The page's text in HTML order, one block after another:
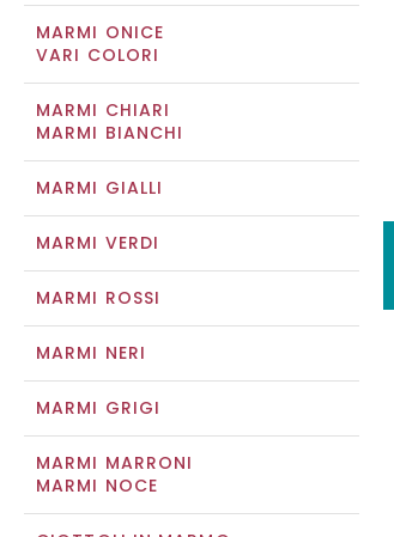
MARMI ONICE
VARI COLORI
MARMI CHIARI
MARMI BIANCHI
MARMI GIALLI
MARMI VERDI
MARMI ROSSI
MARMI NERI
MARMI GRIGI
MARMI MARRONI
MARMI NOCE